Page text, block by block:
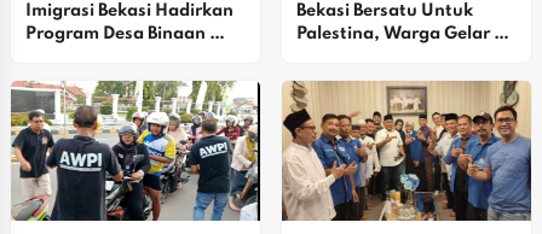
Imigrasi Bekasi Hadirkan
Program Desa Binaan
Dan Pengawasan
Bekasi Bersatu Untuk
Palestina, Warga Gelar
Bersama